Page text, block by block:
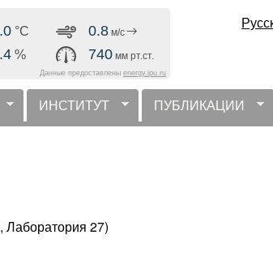
°C
%
0.8 м/с
740 мм рт.ст.
Данные предоставлены energy.ipu.ru
менюИНСТИТУТ ПУБЛИКАЦИИ
27)